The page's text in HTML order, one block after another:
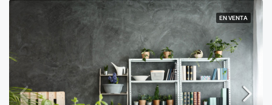
EN VENTA